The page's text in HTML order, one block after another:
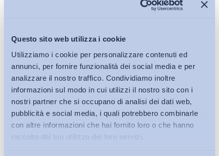
Questo sito web utilizza i cookie
Utilizziamo i cookie per personalizzare contenuti ed
annunci, per fornire funzionalità dei social media e per
analizzare il nostro traffico. Condividiamo inoltre
informazioni sul modo in cui utilizzi il nostro sito con i
nostri partner che si occupano di analisi dei dati web,
pubblicità e social media, i quali potrebbero combinarle
con altre informazioni che hai fornito loro o che hanno
raccolto dal tuo utilizzo dei loro servizi.
) alla disciplina compensativa delleexfestività
in caso di malattia e infortunio;g) alla malattia e infortunio;
alla maternità ed eventuale riconoscimento di un’integrazione
della relativa indennità per astensione obbligatoria e
facoltativa; i) al monte ore di permessi retribuiti.
Questa soluzione però – prospettata da chi scrive già da
qualche tempo e in diverse occasioni – sebbene accolta
positivamente dagli operatori (riprende il tema